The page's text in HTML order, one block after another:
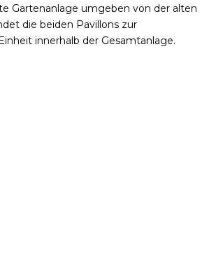
Gartenanlage umgeben von der alten
die beiden Pavillons zur
innerhalb der Gesamtanlage.